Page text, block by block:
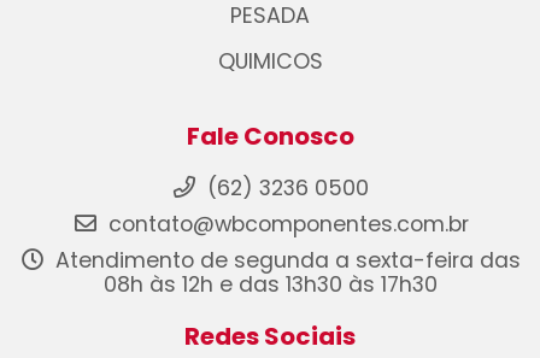
PESADA
QUIMICOS
Fale Conosco
(62) 3236 0500
contato@wbcomponentes.com.br
Atendimento de segunda a sexta-feira das
08h às 12h e das 13h30 às 17h30
Redes Sociais